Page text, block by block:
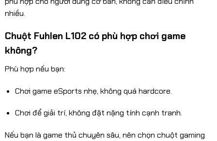
nhiều.
Chuột Fuhlen L102 có phù hợp chơi game
không?
Phù hợp nếu bạn:
Chơi game eSports nhẹ, không quá hardcore.
Chơi để giải trí, không đặt nặng tính cạnh tranh.
Nếu bạn là game thủ chuyên sâu, nên chọn chuột gaming